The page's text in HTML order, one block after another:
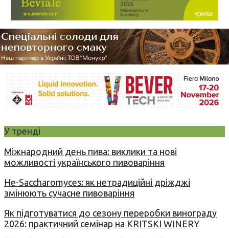
У тренді
Міжнародний день пива: виклики та нові
можливості українського пивоваріння
Не-Saccharomyces: як нетрадиційні дріжджі
змінюють сучасне пивоваріння
Як підготуватися до сезону переробки винограду
2026: практичний семінар на KRITSKI WINERY